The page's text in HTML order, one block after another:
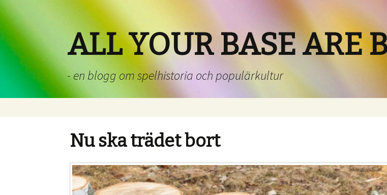
ALL YOUR BASE ARE
- en blogg om spelhistoria och populärkultur
Nu ska trädet bort